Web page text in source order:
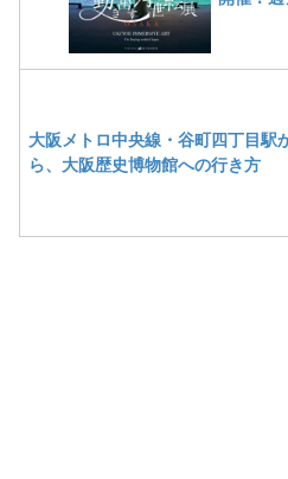
大阪メトロ中央線・谷町四丁目駅
ら、大阪歴史博物館への行き方